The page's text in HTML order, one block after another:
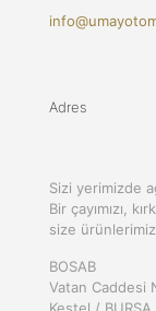
Adres
Sizi yerimizde
Bir çayımızı,
size
BOSAB
Vatan Caddesi